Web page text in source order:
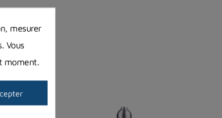
mesurer
Vous
moment.